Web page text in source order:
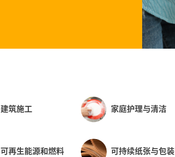
建筑施工 家庭护理与清洁
可再生能源和燃料 可持续纸张与包装